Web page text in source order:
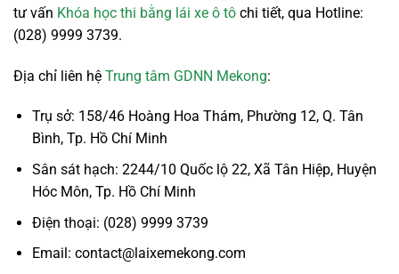
tư vấn Khóa học thi bằng lái xe ô tô chi tiết, qua Hotline:
(028) 9999 3739.
Địa chỉ liên hệ Trung tâm GDNN Mekong:
Trụ sở: 158/46 Hoàng Hoa Thám, Phường 12, Q. Tân
Bình, Tp. Hồ Chí Minh
Sân sát hạch: 2244/10 Quốc lộ 22, Xã Tân Hiệp, Huyện
Hóc Môn, Tp. Hồ Chí Minh
Điện thoại: (028) 9999 3739
Email: contact@laixemekong.com